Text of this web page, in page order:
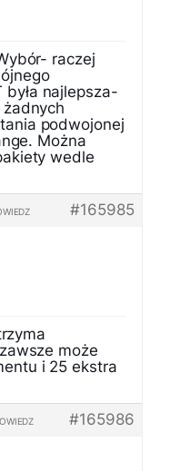
raczej
najlepsza-
podwojonej
Można
wedle
#165985
może
i 25 ekstra
#165986